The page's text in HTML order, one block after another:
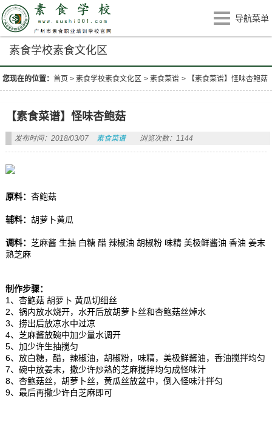
导航菜单
素食学校素食文化区
您现在的位置：首页 >素食学校素食文化区 >素食菜谱 > 【素食菜谱】怪味杏鲍菇
【素食菜谱】怪味杏鲍菇
发布时间：2018/03/07 素食菜谱 浏览次数：1144
原料： 杏鲍菇
辅料： 胡萝卜黄瓜
调料： 芝麻酱 生抽 白糖 醋 辣椒油 胡椒粉 味精 美极鲜酱油 香油 姜末
熟芝麻
制作步骤：
1、杏鲍菇 胡萝卜 黄瓜切细丝
2、锅内放水烧开，水开后放胡萝卜丝和杏鲍菇丝焯水
3、捞出后放凉水中过凉
4、芝麻酱放碗中加少量水调开
5、加少许生抽搅匀
6、放白糖，醋，辣椒油，胡椒粉，味精，美极鲜酱油，香油搅拌均匀
7、碗中放姜末，撒少许炒熟的芝麻搅拌均匀成怪味汁
8、杏鲍菇丝，胡萝卜丝，黄瓜丝放盆中，倒入怪味汁拌匀
9、最后再撒少许白芝麻即可